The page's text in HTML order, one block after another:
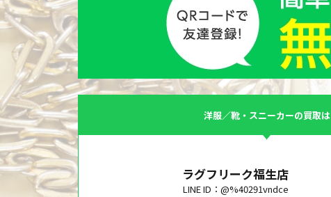
洋服／靴・スニーカーの買取は
ラグフリーク福生店
LINE ID：@%40291vndce